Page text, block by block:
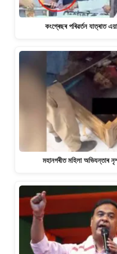
কংগ্ৰেছৰ পৰিৱৰ্তন যাত্ৰাত
মহানগৰীত মহিলা অভিযন্তাৰ